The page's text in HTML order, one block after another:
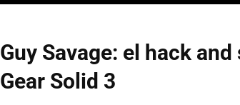
Guy Savage: el hack
Gear Solid 3